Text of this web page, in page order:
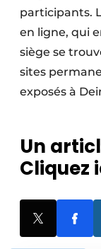
participants.
en ligne, qui
siège se
sites
exposés à
Un
Cliquez